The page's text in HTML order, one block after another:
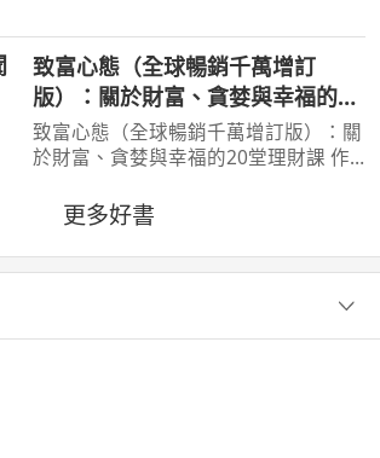
華麗面世 「我們一起吃遍臺島吧！」
――青山千鶴子（
致富心態（全球暢銷千萬增訂
版）：關於財富、貪婪與幸福的20
堂理財課
致富心態（全球暢銷千萬增訂版）：關
於財富、貪婪與幸福的20堂理財課 作
文 林俊宏 出版社：天下文化出版社
出版日期：2026-02-02 00:00:00 特
別收錄２篇彩蛋加碼
更多好書